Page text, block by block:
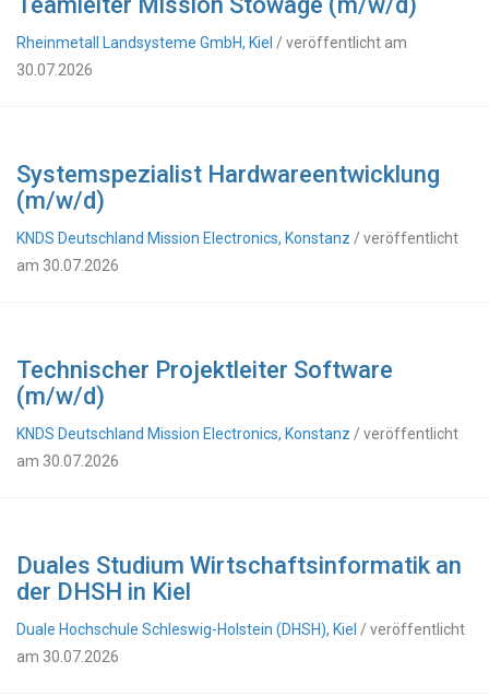
Rheinmetall Landsysteme GmbH, Kiel / veröffentlicht am
30.07.2026
Systemspezialist Hardwareentwicklung
(m/w/d)
KNDS Deutschland Mission Electronics, Konstanz / veröffentlicht
am 30.07.2026
Technischer Projektleiter Software
(m/w/d)
KNDS Deutschland Mission Electronics, Konstanz / veröffentlicht
am 30.07.2026
Duales Studium Wirtschaftsinformatik an
der DHSH in Kiel
Duale Hochschule Schleswig-Holstein (DHSH), Kiel / veröffentlicht
am 30.07.2026